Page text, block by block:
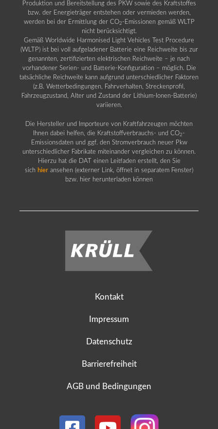
Produktion und Bereitstellung des PKW sowie des Kraftstoffes
bzw. der Energieträger entstehen oder vermieden werden,
werden bei der Ermittlung der CO2 -Emissionen gemäß WLTP
nicht berücksichtigt.
Gemäß Worldwide Harmonised Light Vehicles Test Procedure
(WLTP) ist bei voll aufgeladener Batterie eine Reichweite bis zur
genannten, zertifizierten elektrischen Reichweite – je nach
vorhandener Serien- und Batterie-Konfiguration – möglich. Die
tatsächliche Reichweite kann aufgrund unterschiedlicher Faktoren
(z.B. Wetterbedingungen, Fahrverhalten, Streckenprofil,
Fahrzeugzustand, Alter und Zustand der Lithium-Ionen-Batterie)
variieren.
Die Hersteller und Importeure von Kraftfahrzeugen möchten
Ihnen dabei helfen, die Kraftstoffverbrauchs- und CO2 -
Emissionsdaten und ggf. den Stromverbrauch neuer Pkw
unterschiedlicher Fabrikate miteinander vergleichen zu können.
Hierzu hat die DAT einen Leitfaden erstellt, den Sie
sich hier ansehen (externer Link, öffnet in separatem Fenster)
bzw. hier herunterladen können
Kontakt
Impressum
Datenschutz
Barrierefreiheit
AGB und Bedingungen